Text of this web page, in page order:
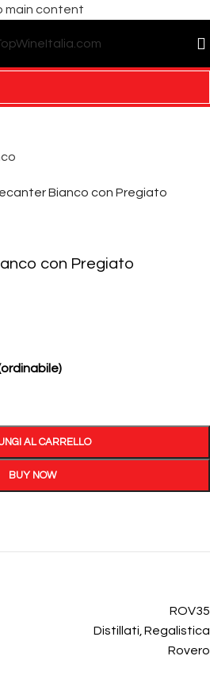
main content
Bianco con Pregiato
con Pregiato
AL CARRELLO
BUY NOW
ROV35
Distillati Regalistica
Rovero